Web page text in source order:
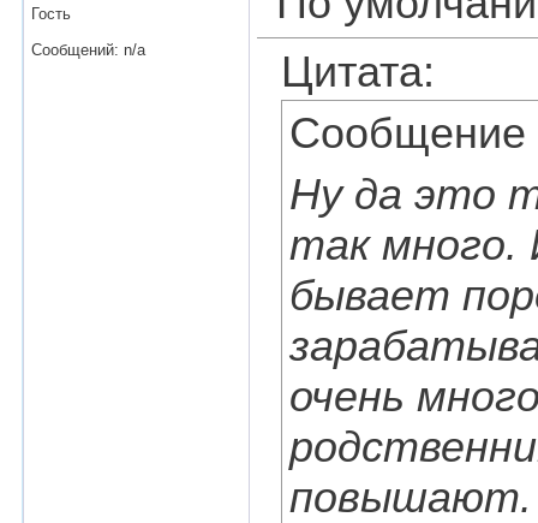
Гость
Сообщений: n/a
Цитата:
Сообщение
Ну да это
так много.
бывает
очень
повышают.